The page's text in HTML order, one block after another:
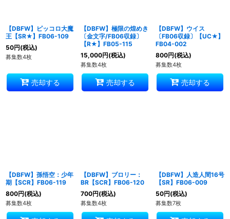
【DBFW】ピッコロ大魔
王【SR★】FB06-109
50円(税込)
募集数4枚
売却する
【DBFW】極限の煌めき
〔金文字/FB06収録〕
【R★】FB05-115
15,000円(税込)
募集数4枚
売却する
【DBFW】ウイス
〔FB06収録〕【UC★】
FB04-002
800円(税込)
募集数4枚
売却する
【DBFW】孫悟空：少年
期【SCR】FB06-119
800円(税込)
募集数4枚
【DBFW】ブロリー：
BR【SCR】FB06-120
700円(税込)
募集数4枚
【DBFW】人造人間16号
【SR】FB06-009
50円(税込)
募集数7枚